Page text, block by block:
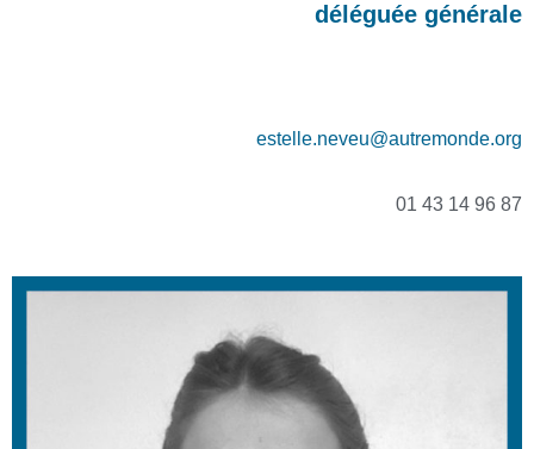
déléguée générale
estelle.neveu@autremonde.org
01 43 14 96 87